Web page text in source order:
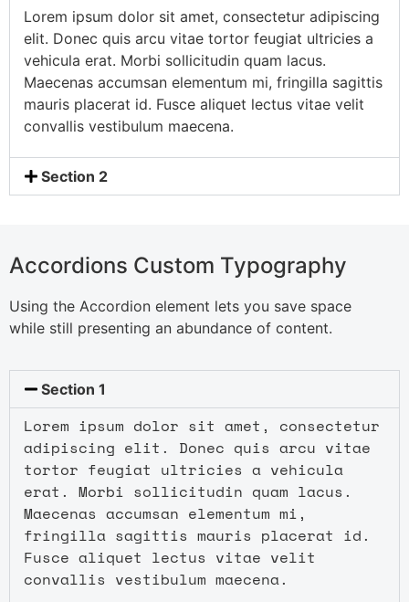
Lorem ipsum dolor sit amet, consectetur adipiscing
elit. Donec quis arcu vitae tortor feugiat ultricies a
vehicula erat. Morbi sollicitudin quam lacus.
Maecenas accumsan elementum mi, fringilla sagittis
mauris placerat id. Fusce aliquet lectus vitae velit
convallis vestibulum maecena.
Section 2
Accordions Custom Typography
Using the Accordion element lets you save space
while still presenting an abundance of content.
Section 1
Lorem ipsum dolor sit amet, consectetur
adipiscing elit. Donec quis arcu vitae
tortor feugiat ultricies a vehicula
erat. Morbi sollicitudin quam lacus.
Maecenas accumsan elementum mi,
fringilla sagittis mauris placerat id.
Fusce aliquet lectus vitae velit
convallis vestibulum maecena.